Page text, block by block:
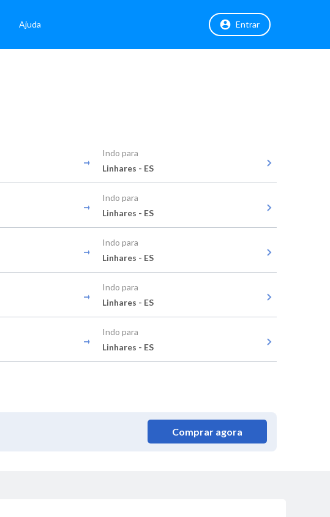
Ajuda Entrar
Indo para
Linhares - ES
Indo para
Linhares - ES
Indo para
Linhares - ES
Indo para
Linhares - ES
Indo para
Linhares - ES
Comprar agora